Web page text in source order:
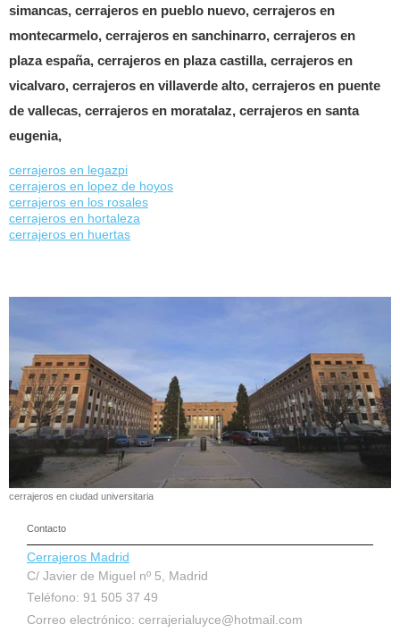
simancas, cerrajeros en pueblo nuevo, cerrajeros en
montecarmelo, cerrajeros en sanchinarro, cerrajeros en
plaza españa, cerrajeros en plaza castilla, cerrajeros en
vicalvaro, cerrajeros en villaverde alto, cerrajeros en puente
de vallecas, cerrajeros en moratalaz, cerrajeros en santa
eugenia,
cerrajeros en legazpi
cerrajeros en lopez de hoyos
cerrajeros en los rosales
cerrajeros en hortaleza
cerrajeros en huertas
cerrajeros en ciudad universitaria
Contacto
Cerrajeros Madrid
C/ Javier de Miguel nº 5, Madrid
Teléfono: 91 505 37 49
Correo electrónico: cerrajerialuyce@hotmail.com